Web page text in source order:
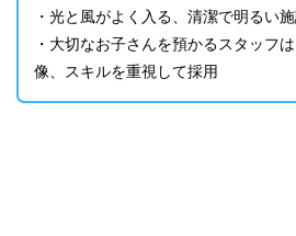
・光と風がよく入る、清潔で明るい
・大切なお子さんを預かるスタッフ
像、スキルを重視して採用